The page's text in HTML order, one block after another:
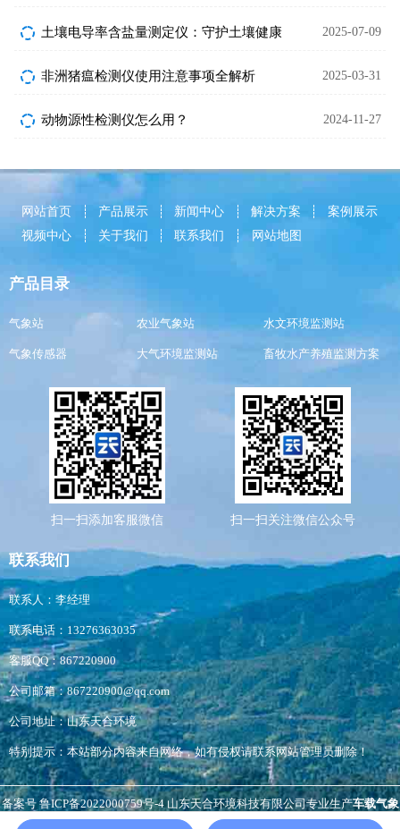
土壤电导率含盐量测定仪：守护土壤健康 2025-07-09
非洲猪瘟检测仪使用注意事项全解析 2025-03-31
动物源性检测仪怎么用？ 2024-11-27
网站首页 产品展示 新闻中心 解决方案
案例展示
视频中心
关于我们 联系我们 网站地图
产品目录
气象站 农业气象站 水文环境监测站
气象传感器 大气环境监测站 畜牧水产养殖监测方案
扫一扫添加客服微信 扫一扫关注微信公众号
联系我们
联系人：李经理
联系电话：13276363035
客服QQ：867220900
公司邮箱：867220900@qq.com
公司地址：山东天合环境
特别提示：本站部分内容来自网络，如有侵权请联系网站管理员删除！
备案号 鲁ICP备2022000759号-4山东天合环境科技有限公司专业生产车载气象
,扬尘检测仪负氧离子监测站，非洲猪瘟检测仪等，生产经验丰富，价格优